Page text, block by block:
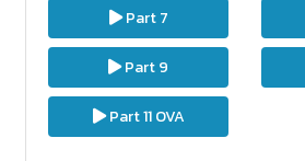
Part 7
Part 9
Part 11 OVA